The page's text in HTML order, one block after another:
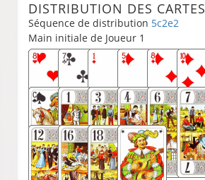
DISTRIBUTION DES CARTES
Séquence de distribution 5c2e2
Main initiale de Joueur 1